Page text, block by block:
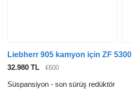
Liebherr 905 kamyon için ZF
32.980 TL
€600
Süspansiyon - son sürüş redüktör